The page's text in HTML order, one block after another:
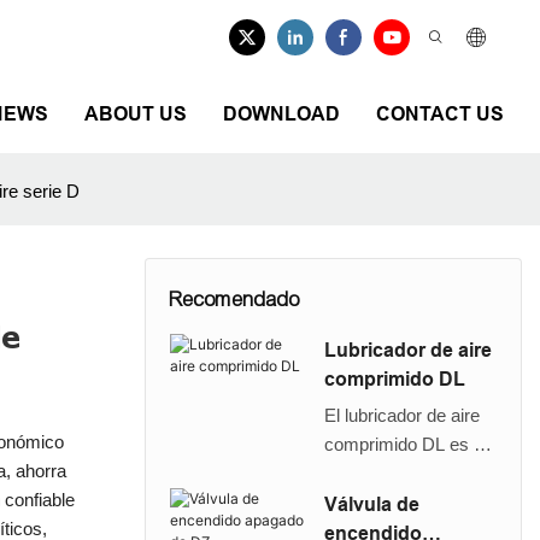
ABOUT US DOWNLOAD CONTACT US
serie D
ahorra
Recomendado
Lubricador de aire
comprimido DL
El lubricador de aire
comprimido DL es un
del lubricador de la
serie Festo D FRL loe
Válvula de
encendido